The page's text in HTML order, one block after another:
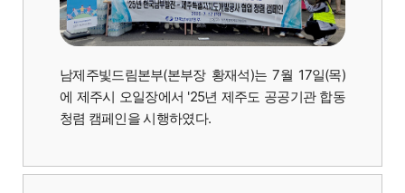
남제주빛드림본부(본부장 황재석)는 7월 17일(목)
에 제주시 오일장에서 '25년 제주도 공공기관 합동
청렴 캠페인을 시행하였다.